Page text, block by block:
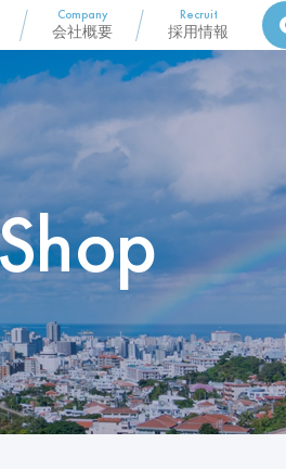
Company
会社概要
Recruit
採用情報